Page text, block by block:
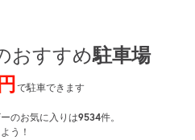
おすすめ駐車場
で駐車できます
のお気に入りは9534件。
う！